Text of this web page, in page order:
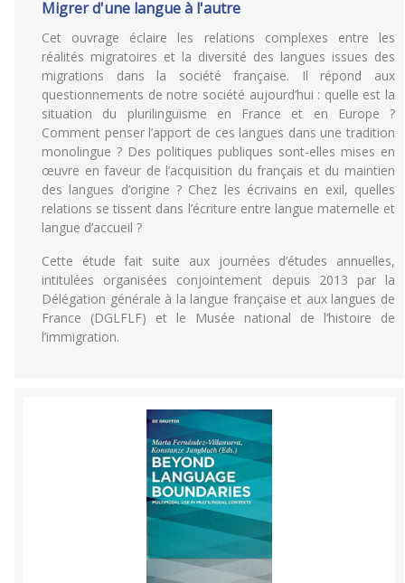
Migrer d'une langue à l'autre
Cet ouvrage éclaire les relations complexes entre les
réalités migratoires et la diversité des langues issues des
migrations dans la société française. Il répond aux
questionnements de notre société aujourd’hui : quelle est la
situation du plurilinguisme en France et en Europe ?
Comment penser l’apport de ces langues dans une tradition
monolingue ? Des politiques publiques sont-elles mises en
œuvre en faveur de l’acquisition du français et du maintien
des langues d’origine ? Chez les écrivains en exil, quelles
relations se tissent dans l’écriture entre langue maternelle et
langue d’accueil ?
Cette étude fait suite aux journées d’études annuelles,
intitulées organisées conjointement depuis 2013 par la
Délégation générale à la langue française et aux langues de
France (DGLFLF) et le Musée national de l’histoire de
l’immigration.